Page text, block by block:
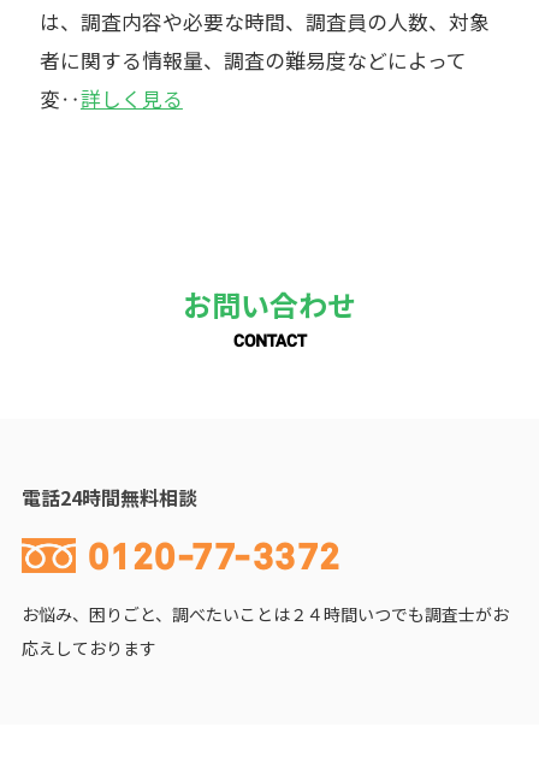
は、調査内容や必要な時間、調査員の人数、対象
者に関する情報量、調査の難易度などによって
変‥詳しく見る
お問い合わせ
CONTACT
電話24時間無料相談
0120-77-3372
お悩み、困りごと、調べたいことは２４時間いつでも調査士がお
応えしております